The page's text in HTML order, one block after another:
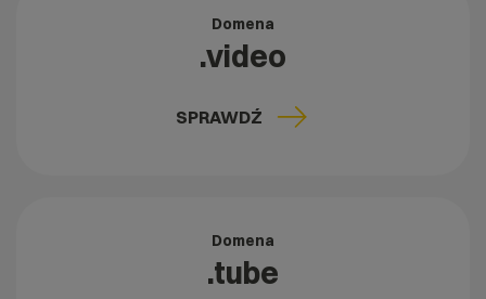
Domena
.video
SPRAWDŹ
Domena
.tube